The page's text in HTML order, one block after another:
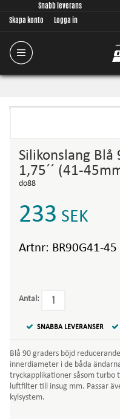
Snabb leverans
Skapa konto
Logga in
Silikonslang Blå
1,75´´ (41-
do88
233 SEK
Artnr: BR90G41-45
Antal:
SNABBA LEVERANSER
Blå 90 graders böjd
innerdiameter i de båda
tryckapplikationer såsom turbo
luftfilter till insug mm. Passar
kylsystem.